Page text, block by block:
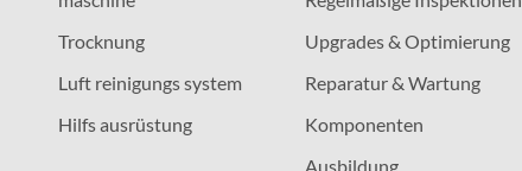
Trocknung
Luft reinigungs system
Hilfs ausrüstung
Upgrades & Optimierung
Reparatur & Wartung
Komponenten
Ausbildung